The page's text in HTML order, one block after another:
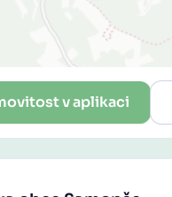
v aplikaci